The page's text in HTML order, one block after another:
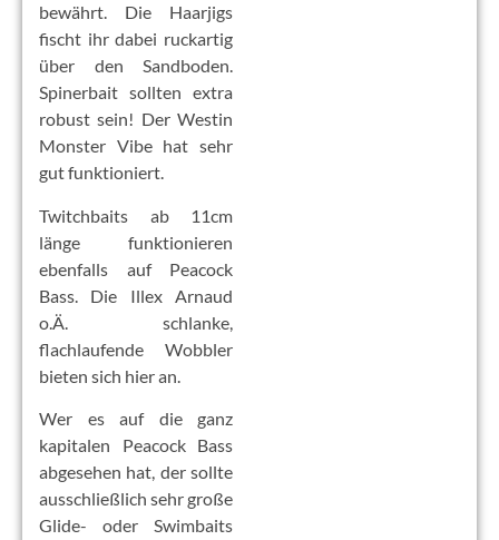
bewährt. Die Haarjigs
fischt ihr dabei ruckartig
über den Sandboden.
Spinerbait sollten extra
robust sein! Der Westin
Monster Vibe hat sehr
gut funktioniert.
Twitchbaits ab 11cm
länge funktionieren
ebenfalls auf Peacock
Bass. Die Illex Arnaud
o.Ä. schlanke,
flachlaufende Wobbler
bieten sich hier an.
Wer es auf die ganz
kapitalen Peacock Bass
abgesehen hat, der sollte
ausschließlich sehr große
Glide- oder Swimbaits